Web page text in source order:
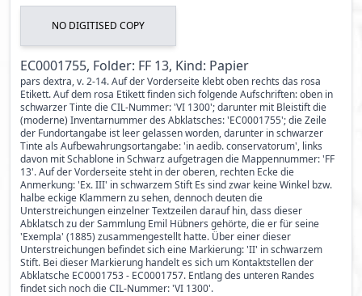
NO DIGITISED COPY
EC0001755, Folder: FF 13, Kind: Papier
pars dextra, v. 2-14. Auf der Vorderseite klebt oben rechts das rosa
Etikett. Auf dem rosa Etikett finden sich folgende Aufschriften: oben in
schwarzer Tinte die CIL-Nummer: 'VI 1300'; darunter mit Bleistift die
(moderne) Inventarnummer des Abklatsches: 'EC0001755'; die Zeile
der Fundortangabe ist leer gelassen worden, darunter in schwarzer
Tinte als Aufbewahrungsortangabe: 'in aedib. conservatorum', links
davon mit Schablone in Schwarz aufgetragen die Mappennummer: 'FF
13'. Auf der Vorderseite steht in der oberen, rechten Ecke die
Anmerkung: 'Ex. III' in schwarzem Stift Es sind zwar keine Winkel bzw.
halbe eckige Klammern zu sehen, dennoch deuten die
Unterstreichungen einzelner Textzeilen darauf hin, dass dieser
Abklatsch zu der Sammlung Emil Hübners gehörte, die er für seine
'Exempla' (1885) zusammengestellt hatte. Über einer dieser
Unterstreichungen befindet sich eine Markierung: 'II' in schwarzem
Stift. Bei dieser Markierung handelt es sich um Kontaktstellen der
Abklatsche EC0001753 - EC0001757. Entlang des unteren Randes
findet sich noch die CIL-Nummer: 'VI 1300'.